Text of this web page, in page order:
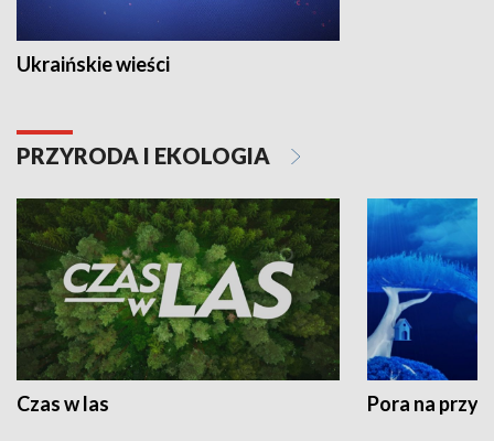
Ukraińskie wieści
PRZYRODA I EKOLOGIA
Czas w las Pora na